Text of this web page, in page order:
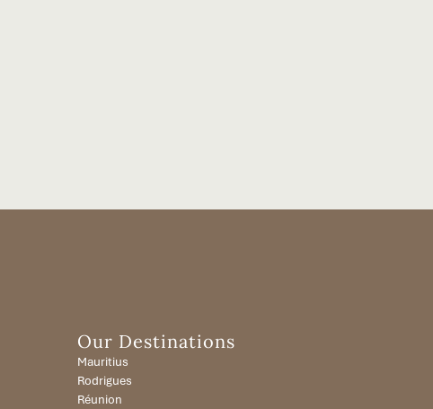
Our Destinations
Mauritius
Rodrigues
Réunion